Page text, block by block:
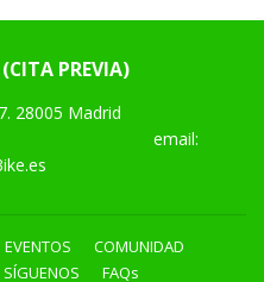
PREVIA)
28005 Madrid
EVENTOS
COMUNIDAD
SÍGUENOS FAQs